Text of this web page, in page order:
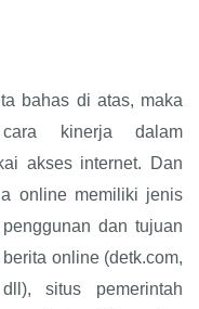
bahas di atas, maka
kinerja dalam
akses internet. Dan
online memiliki jenis
dan tujuan
online (detk.com,
situs pemerintah